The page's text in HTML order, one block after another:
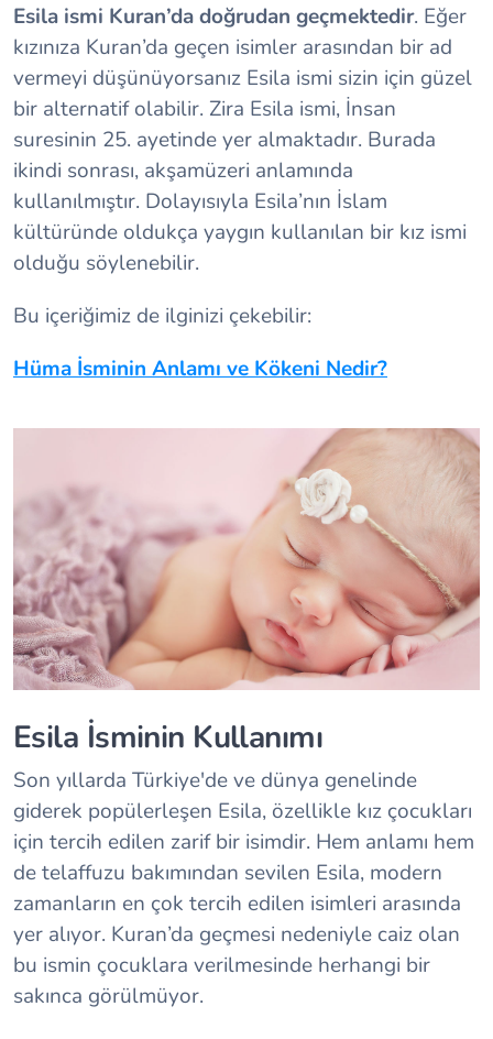
Esila ismi Kuran’da doğrudan geçmektedir. Eğer
kızınıza Kuran’da geçen isimler arasından bir ad
vermeyi düşünüyorsanız Esila ismi sizin için güzel
bir alternatif olabilir. Zira Esila ismi, İnsan
suresinin 25. ayetinde yer almaktadır. Burada
ikindi sonrası, akşamüzeri anlamında
kullanılmıştır. Dolayısıyla Esila’nın İslam
kültüründe oldukça yaygın kullanılan bir kız ismi
olduğu söylenebilir.
Bu içeriğimiz de ilginizi çekebilir:
Hüma İsminin Anlamı ve Kökeni Nedir?
Esila İsminin Kullanımı
Son yıllarda Türkiye'de ve dünya genelinde
giderek popülerleşen Esila, özellikle kız çocukları
için tercih edilen zarif bir isimdir. Hem anlamı hem
de telaffuzu bakımından sevilen Esila, modern
zamanların en çok tercih edilen isimleri arasında
yer alıyor. Kuran’da geçmesi nedeniyle caiz olan
bu ismin çocuklara verilmesinde herhangi bir
sakınca görülmüyor.